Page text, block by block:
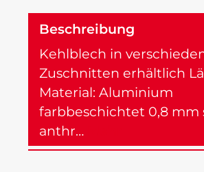
Beschreibung
Kehlblech in
Zuschnitten erhältlich
Material: Aluminium
farbbeschichtet 0,8 mm
anthr…